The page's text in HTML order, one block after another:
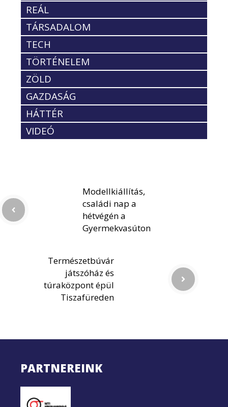
REÁL
TÁRSADALOM
TECH
TÖRTÉNELEM
ZÖLD
GAZDASÁG
HÁTTÉR
VIDEÓ
Modellkiállítás,
családi nap a
hétvégén a
Gyermekvasúton
Természetbúvár
játszóház és
túraközpont épül
Tiszafüreden
PARTNEREINK